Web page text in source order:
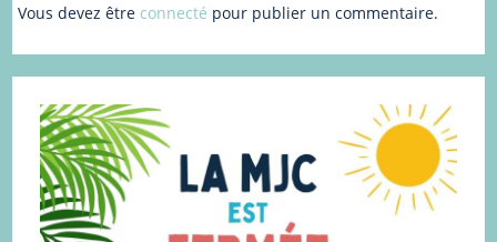
Vous devez être connecté pour publier un commentaire.